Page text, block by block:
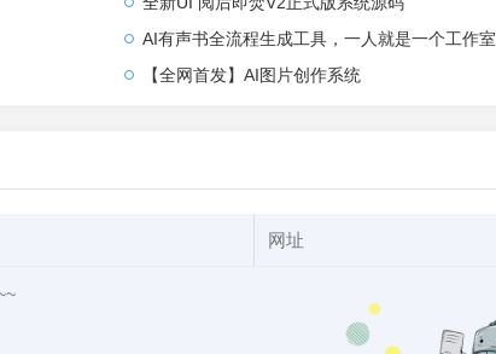
AI有声书全流程生成工具，一人就是一个工作室
【全网首发】AI图片创作系统